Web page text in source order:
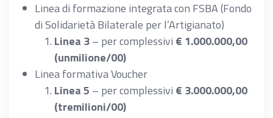
Linea di formazione integrata con FSBA (Fondo
di Solidarietà Bilaterale per l’Artigianato)
Linea 3– per complessivi € 1.000.000,00
(unmilione/00)
Linea formativa Voucher
Linea 5 – per complessivi € 3.000.000,00
(tremilioni/00)